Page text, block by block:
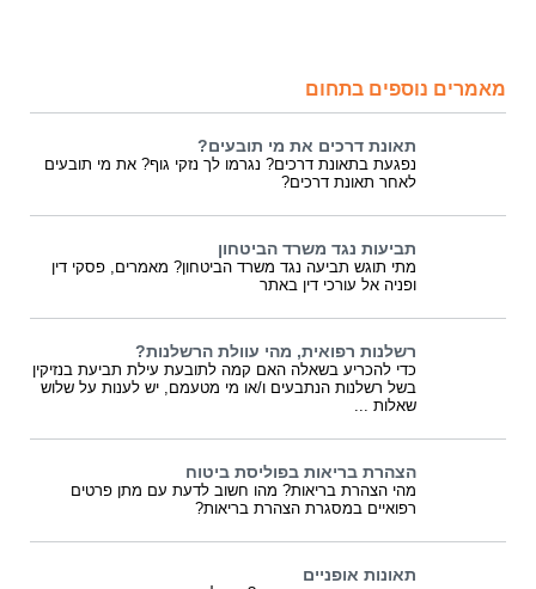
מאמרים נוספים בתחום
תאונת דרכים את מי תובעים?
נפגעת בתאונת דרכים? נגרמו לך נזקי גוף? את מי תובעים
לאחר תאונת דרכים?
תביעות נגד משרד הביטחון
מתי תוגש תביעה נגד משרד הביטחון? מאמרים, פסקי דין
ופניה אל עורכי דין באתר
רשלנות רפואית, מהי עוולת הרשלנות?
כדי להכריע בשאלה האם קמה לתובעת עילת תביעת בנזיקין
בשל רשלנות הנתבעים ו/או מי מטעמם, יש לענות על שלוש
שאלות ...
הצהרת בריאות בפוליסת ביטוח
מהי הצהרת בריאות? מהו חשוב לדעת עם מתן פרטים
רפואיים במסגרת הצהרת בריאות?
תאונות אופניים